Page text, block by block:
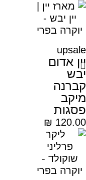
upsale
יין אדום
יבש
קברנה
מיקב
פסגות
₪ 120.00